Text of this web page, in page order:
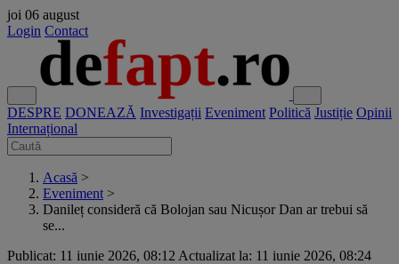
joi 06 august
Login Contact
DESPRE DONEAZĂ Investigații Eveniment Politică Justiție Opinii
Internațional
Acasă >
Eveniment >
Danileț consideră că Bolojan sau Nicușor Dan ar trebui să
se...
Publicat: 11 iunie 2026, 08:12 Actualizat la: 11 iunie 2026, 08:24